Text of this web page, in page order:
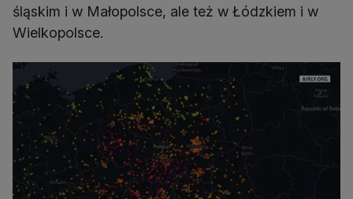
śląskim i w Małopolsce, ale też w Łódzkiem i w
Wielkopolsce.